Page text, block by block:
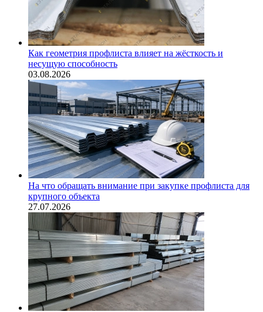
Как геометрия профлиста влияет на жёсткость и
несущую способность
03.08.2026
На что обращать внимание при закупке профлиста для
крупного объекта
27.07.2026